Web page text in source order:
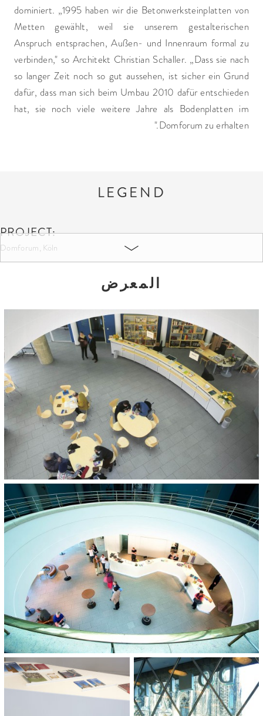
dominiert. „1995 haben wir die Betonwerksteinplatten von
Metten gewählt, weil sie unserem gestalterischen
Anspruch entsprachen, Außen- und Innenraum formal zu
verbinden," so Architekt Christian Schaller. „Dass sie nach
so langer Zeit noch so gut aussehen, ist sicher ein Grund
dafür, dass man sich beim Umbau 2010 dafür entschieden
hat, sie noch viele weitere Jahre als Bodenplatten im
Domforum zu erhalten."
LEGEND
PROJECT:
Domforum, Köln
COLOURS AND SIZES:
40 x 40 x 3,9 cm
60 x 40 x 3,9 cm
ARCHITECT:
Schaller / Theodor Architekten BDA, Köln
BUILDER:
Erzbistum Köln
AREA:
200 m²
COMPLETION:
CATEGORIES:
Innengestaltung
Kunst und Kultur
المعرض